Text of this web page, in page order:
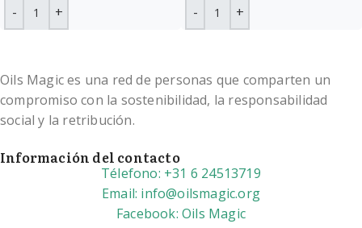
Oils Magic es una red de personas que comparten un
compromiso con la sostenibilidad, la responsabilidad
social y la retribución.
Información del contacto
Télefono: +31 6 24513719
Email: info@oilsmagic.org
Facebook: Oils Magic